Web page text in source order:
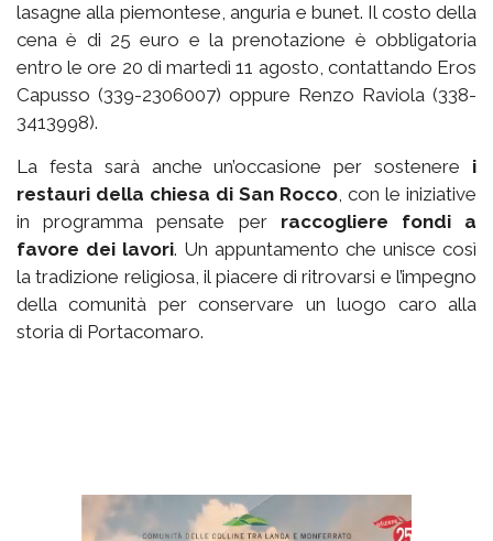
lasagne alla piemontese, anguria e bunet. Il costo della
cena è di 25 euro e la prenotazione è obbligatoria
entro le ore 20 di martedì 11 agosto, contattando Eros
Capusso (339-2306007) oppure Renzo Raviola (338-
3413998).
La festa sarà anche un’occasione per sostenere i
restauri della chiesa di San Rocco, con le iniziative
in programma pensate per raccogliere fondi a
favore dei lavori. Un appuntamento che unisce così
la tradizione religiosa, il piacere di ritrovarsi e l’impegno
della comunità per conservare un luogo caro alla
storia di Portacomaro.